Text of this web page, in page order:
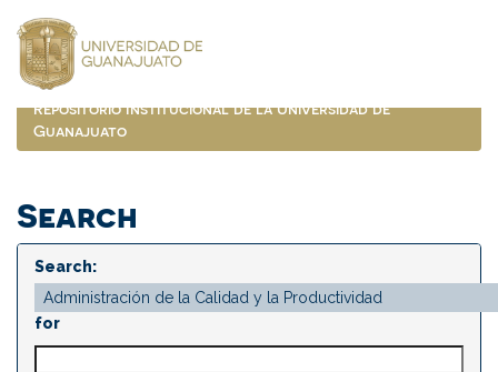
navigation
Repositorio Institucional de la Universidad de
Guanajuato
Search
Search:
for